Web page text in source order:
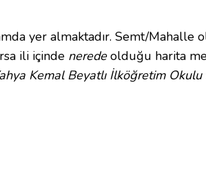
yer almaktadır. Semt/Mahalle
ili içinde neredeolduğu harita
Kemal Beyatlı İlköğretim Okulu